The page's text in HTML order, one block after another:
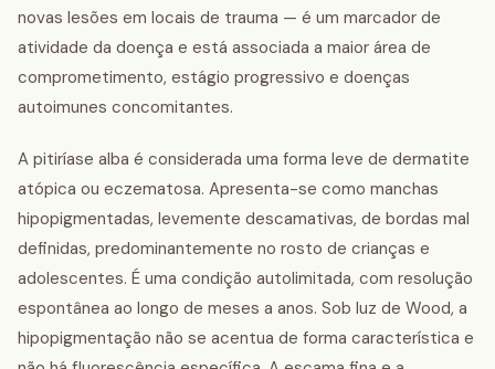
novas lesões em locais de trauma — é um marcador de
atividade da doença e está associada a maior área de
comprometimento, estágio progressivo e doenças
autoimunes concomitantes.
A pitiríase alba é considerada uma forma leve de dermatite
atópica ou eczematosa. Apresenta-se como manchas
hipopigmentadas, levemente descamativas, de bordas mal
definidas, predominantemente no rosto de crianças e
adolescentes. É uma condição autolimitada, com resolução
espontânea ao longo de meses a anos. Sob luz de Wood, a
hipopigmentação não se acentua de forma característica e